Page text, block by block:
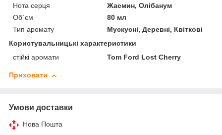
Нота серця
Жасмин, Олібанум
Об`єм
80 мл
Тип аромату
Мускусні, Деревні, Квіткові
Користувальницькі характеристики
стійкі аромати
Tom Ford Lost Cherry
Приховати
Умови доставки
Нова Пошта